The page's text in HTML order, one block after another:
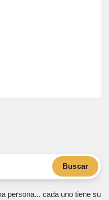
Buscar
persona... cada uno tiene su